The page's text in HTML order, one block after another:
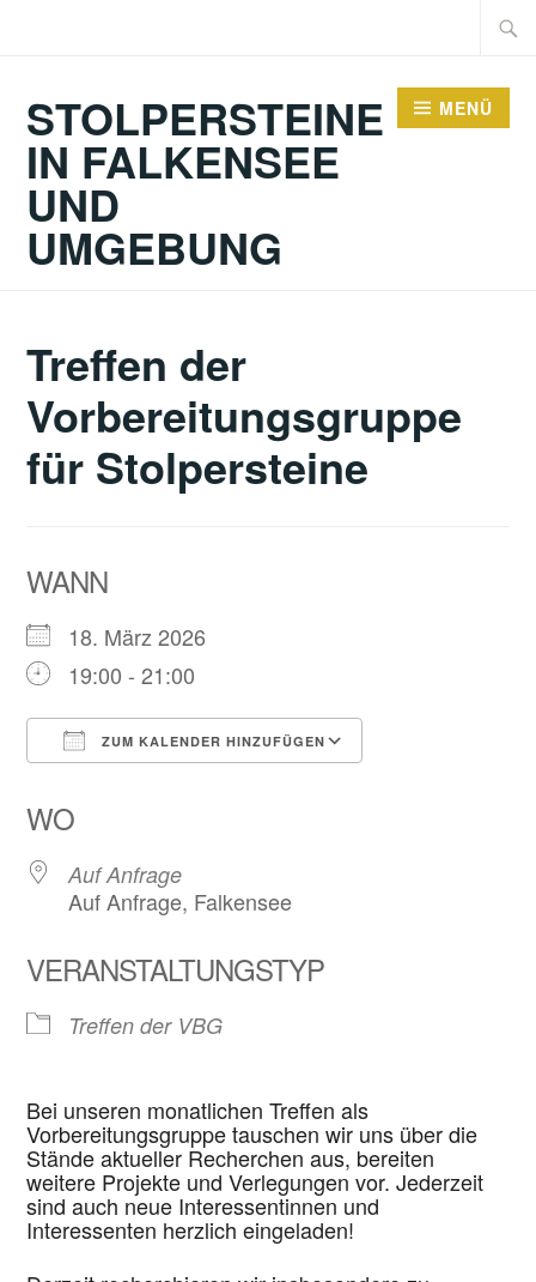
Suche
STOLPERSTEINE
IN FALKENSEE
UND
UMGEBUNG
MENÜ
Treffen der
Vorbereitungsgruppe
für Stolpersteine
WANN
18. März 2026
19:00 - 21:00
ZUM KALENDER HINZUFÜGEN
WO
Auf Anfrage
Auf Anfrage, Falkensee
VERANSTALTUNGSTYP
Treffen der VBG
Bei unseren monatlichen Treffen als
Vorbereitungsgruppe tauschen wir uns über die
Stände aktueller Recherchen aus, bereiten
weitere Projekte und Verlegungen vor. Jederzeit
sind auch neue Interessentinnen und
Interessenten herzlich eingeladen!